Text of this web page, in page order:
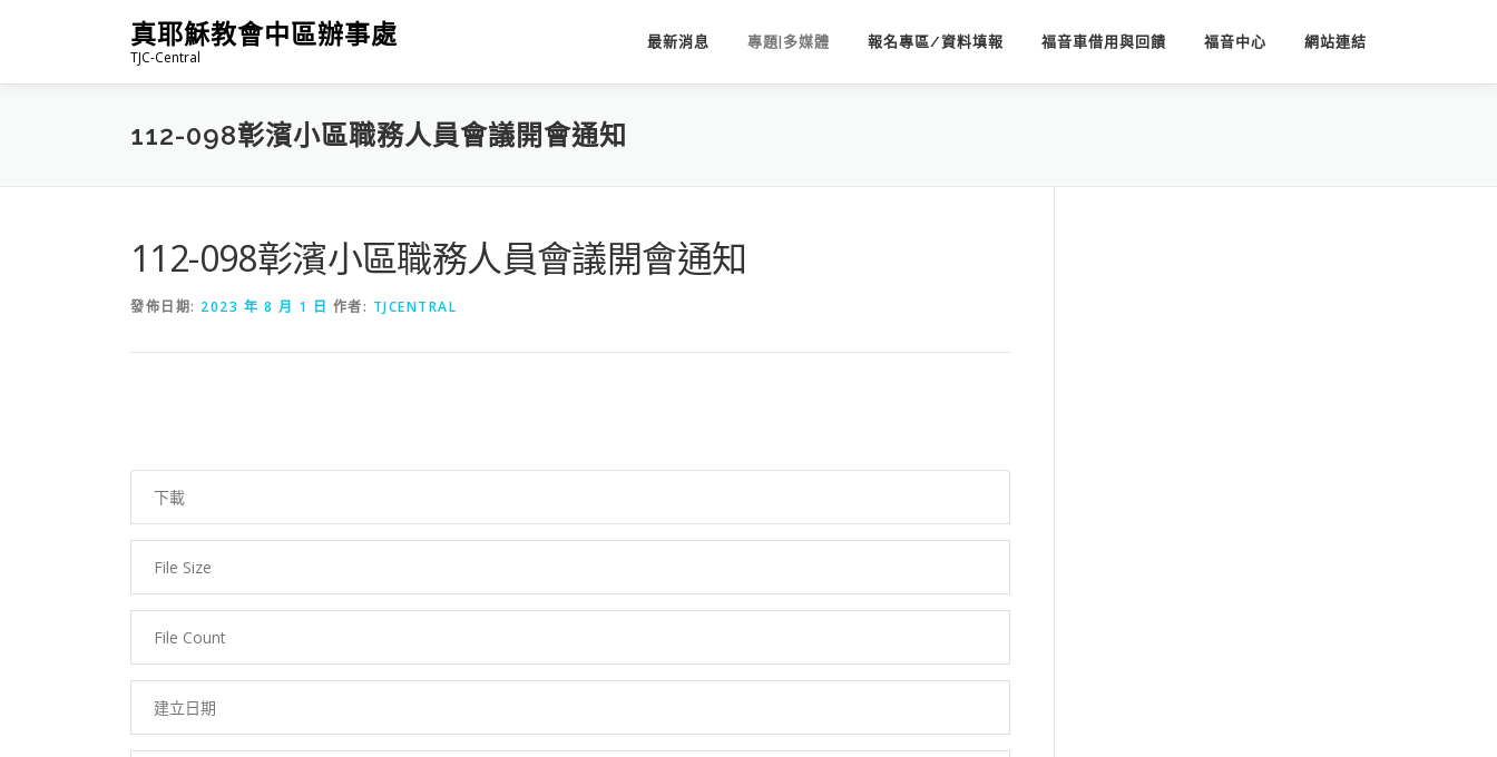
要
真耶穌教會中區辦事處
TJC-Central
最新消息 專題|多媒體 報名專區/資料填報 福音車借用與回饋 福音中心 網站連結
112-098彰濱小區職務人員會議開會通知
112-098彰濱小區職務人員會議開會通知
發佈日期: 2023 年 8 月 1 日 作者: TJCENTRAL
下載
File Size
File Count
建立日期